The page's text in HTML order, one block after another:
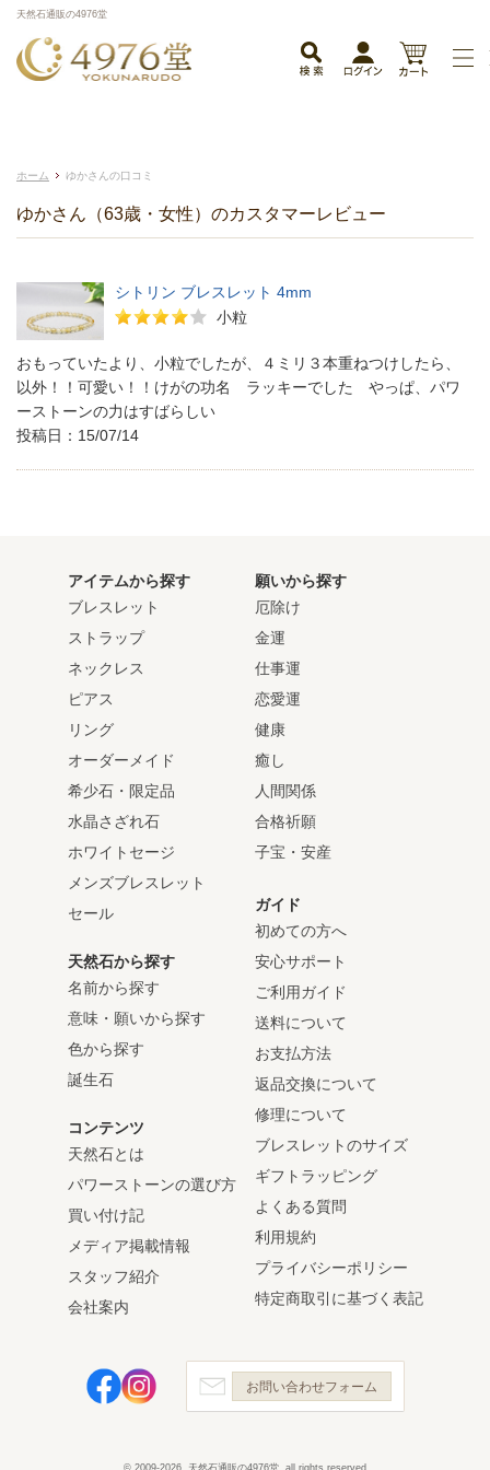
天然石通販の4976堂
ホーム ゆかさんの口コミ
ゆかさん（63歳・女性）のカスタマーレビュー
シトリン ブレスレット 4mm
小粒
おもっていたより、小粒でしたが、４ミリ３本重ねつけしたら、
以外！！可愛い！！けがの功名 ラッキーでした やっぱ、パワ
ーストーンの力はすばらしい
投稿日：15/07/14
アイテムから探す
ブレスレット
ストラップ
ネックレス
ピアス
リング
オーダーメイド
希少石・限定品
水晶さざれ石
ホワイトセージ
メンズブレスレット
セール
願いから探す
厄除け
金運
仕事運
恋愛運
健康
癒し
人間関係
合格祈願
子宝・安産
天然石から探す
名前から探す
意味・願いから探す
色から探す
誕生石
コンテンツ
天然石とは
パワーストーンの選び方
買い付け記
メディア掲載情報
スタッフ紹介
会社案内
ガイド
初めての方へ
安心サポート
ご利用ガイド
送料について
お支払方法
返品交換について
修理について
ブレスレットのサイズ
ギフトラッピング
よくある質問
利用規約
プライバシーポリシー
特定商取引に基づく表記
お問い合わせフォーム
© 2009-2026, 天然石通販の4976堂, all rights reserved